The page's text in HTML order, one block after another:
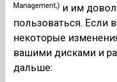
Management,) и им
пользоваться. Если
некоторые
вашими дисками и
дальше: